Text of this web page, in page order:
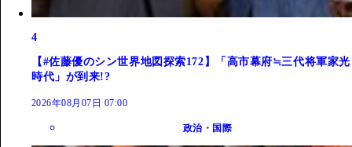
4
【#佐藤優のシン世界地図探索172】「高市幕府≒三代将軍家光
時代」が到来!?
2026年08月07日 07:00
政治・国際